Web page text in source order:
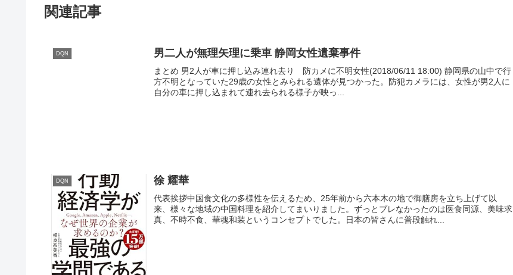
関連記事
DQN 男二人が無理矢理に乗車 静岡女性遺棄事件
まとめ 男2人が車に押し込み連れ去り 防カメに不明女性(2018/06/11 18:00) 静岡県の山中で行
方不明となっていた29歳の女性とみられる遺体が見つかった。防犯カメラには、女性が男2人に
自分の車に押し込まれて連れ去られる様子が映っ...
DQN ​徐 耀華
​代表挨拶中国食文化の多様性を伝えるため、25年前から六本木の地で御膳房を立ち上げて以
来、様々な地域の中国料理を紹介してまいりました。ずっとブレなかったのは医食同源、美味求
真、不時不食、華魂和装というコンセプトでした。日本の皆さんに普段触れ...